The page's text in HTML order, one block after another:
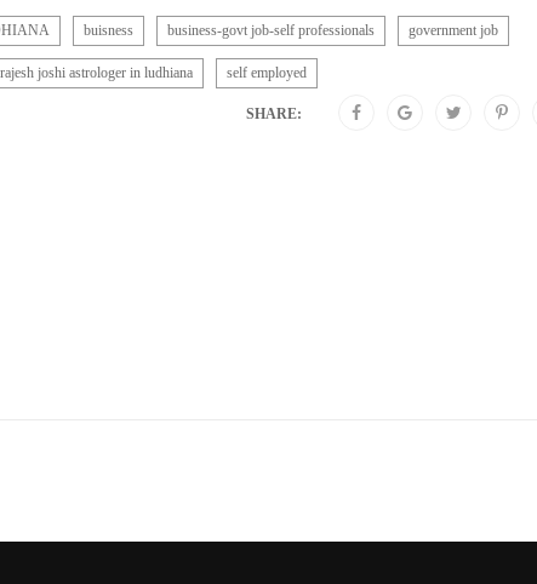
buisness business-govt job-self professionals government job
rajesh joshi astrologer in ludhiana self employed
SHARE: